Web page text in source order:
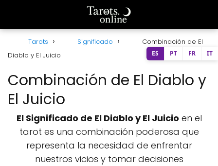
Tarots Significado
Combinación de El
Diablo y El Juicio
Combinación de El Diablo y
El Juicio
El Significado de El Diablo y El Juicio en el
tarot es una combinación poderosa que
representa la necesidad de enfrentar
nuestros vicios y tomar decisiones
ES PT FR IT